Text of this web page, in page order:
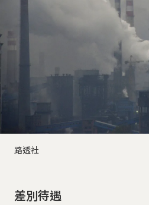
路透社
差別待遇